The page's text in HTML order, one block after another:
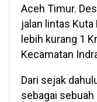
Aceh Timur.
jalan lintas Kuta
lebih kurang 1
Kecamatan
Dari sejak
sebagai sebuah